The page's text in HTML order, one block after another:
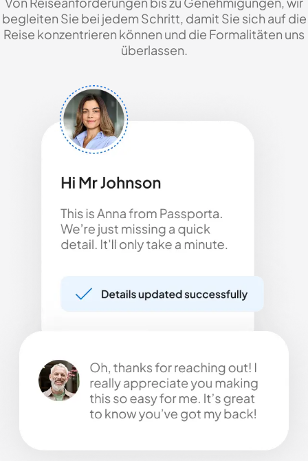
begleiten Sie bei jedem Schritt, damit Sie sich auf die
Reise konzentrieren können und die Formalitäten uns
überlassen.